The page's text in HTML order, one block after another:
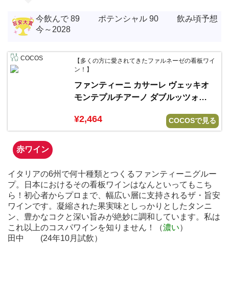
今飲んで 89 ポテンシャル 90 飲み頃予想
今～2028
COCOS
【多くの方に愛されてきたファルネーゼの看板ワイ
ン！】
ファンティーニ カサーレ ヴェッキオ
モンテプルチアーノ ダブルッツォ
¥2,464 COCOSで見る
赤ワイン
イタリアの6州で何十種類とつくるファンティーニグルー
プ。日本におけるその看板ワインはなんといってもこち
ら！初心者からプロまで、幅広い層に支持されるザ・旨安
ワインです。凝縮された果実味としっかりとしたタンニ
ン、豊かなコクと深い旨みが絶妙に調和しています。私は
これ以上のコスパワインを知りません！（濃い）
田中 (24年10月試飲）